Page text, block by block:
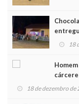
Noel
18
18 de dezembro de